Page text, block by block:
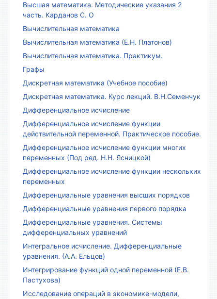
Высшая математика. Методические указания 2
часть. Карданов С. О
Вычислительная математика
Вычислительная математика (Е.Н. Платонов)
Вычислительная математика. Практикум.
Графы
Дискретная математика (Учебное пособие)
Дискретная математика. Курс лекций. В.Н.Семенчук
Дифференциальное исчисление
Дифференциальное исчисление функции
действительной переменной. Практическое пособие.
Дифференциальное исчисление функции многих
переменных (Под ред. Н.Н. Ясницкой)
Дифференциальное исчисление функции нескольких
переменных
Дифференциальные уравнения высших порядков
Дифференциальные уравнения первого порядка
Дифференциальные уравнения. Системы
дифференциальных уравнений
Интегральное исчисление. Дифференциальные
уравнения. (А.А. Ельцов)
Интегрирование функций одной переменной (Е.В.
Пастухова)
Исследование операций в экономике-модели,